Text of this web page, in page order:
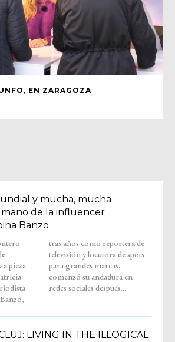
EN ZARAGOZA
y mucha, mucha
de la influencer
Banzo
pieza.
de
redes sociales después...
LIVING IN THE ILLOGICAL